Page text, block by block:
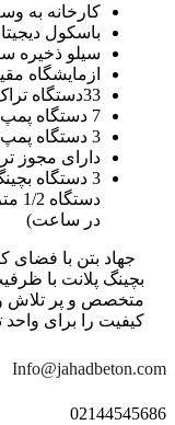
کارخانه به وسعت 20000
باسکول دیجیتال 60 تنی
سیلو ذخیره
ازمایشگاه
33دستگاه تراک میکسر
7 دستگاه پمپ ثابت
3 دستگاه پمپ دکل 36-42-52 متری
دارای مجوز
در ساعت)
جهاد بتن با فضای
متخصص و پر تلاش
کیفیت را برای واحد
Info@jahadbeton.com
02144545686